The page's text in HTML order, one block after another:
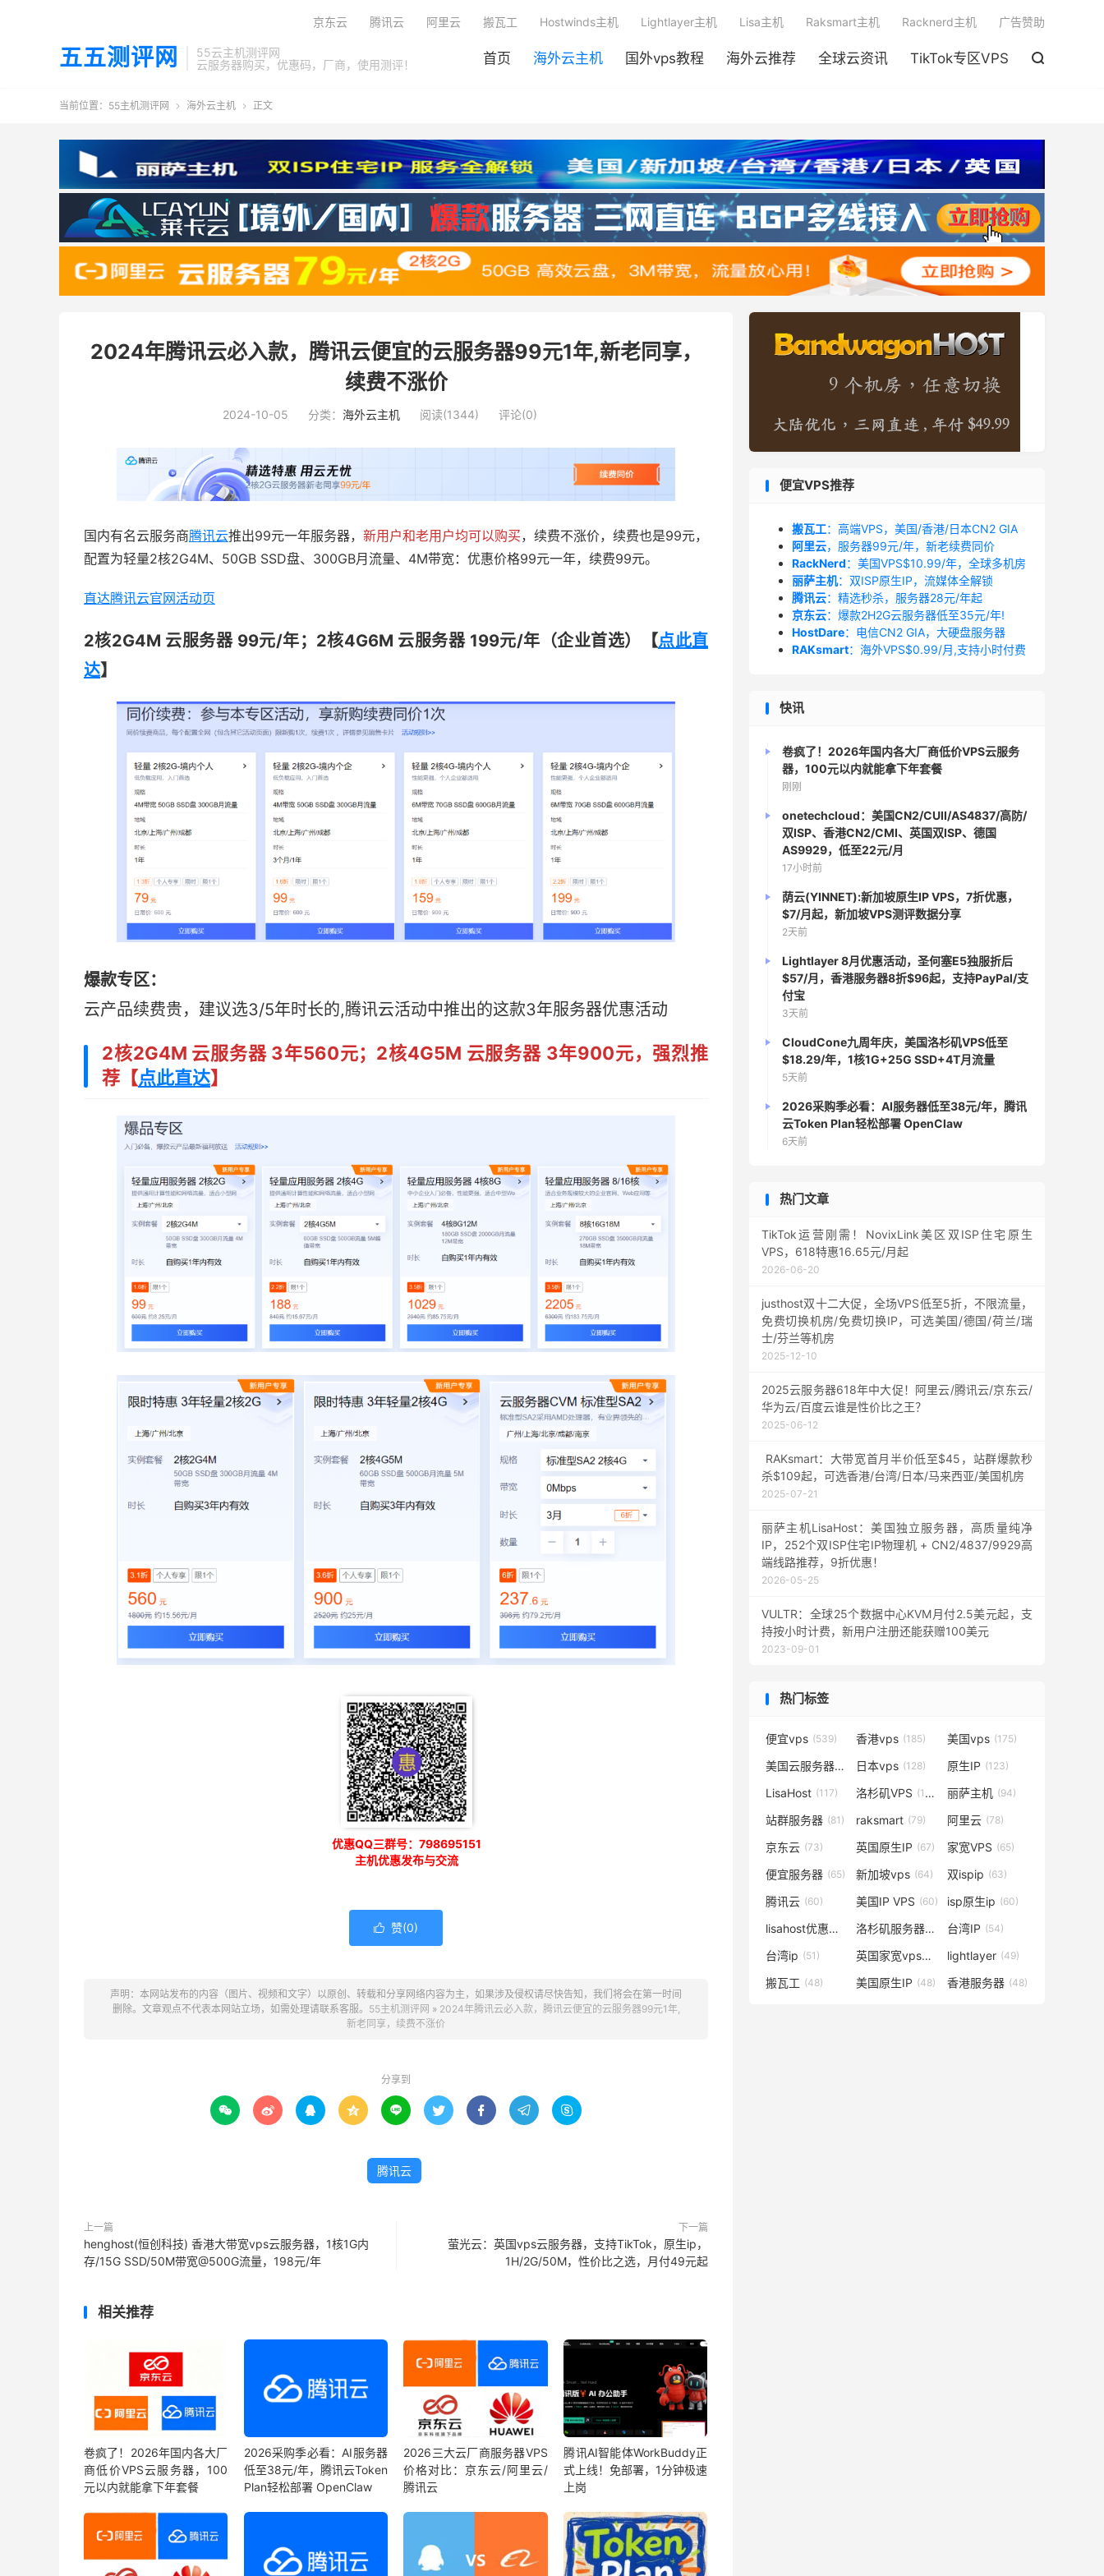
五五测评网
55云主机测评网
云服务器购买，优惠码，厂商，使用测评！
首页 海外云主机 国外vps教程 海外云推荐 全球云资讯 TikTok专区VPS 
京东云 腾讯云 阿里云 搬瓦工 Hostwinds主机 Lightlayer主机 Lisa主机 Raksmart主机 Racknerd主机 广告赞助
当前位置： 55主机测评网  海外云主机  正文
2024年腾讯云必入款，腾讯云便宜的云服务器99元1年,新老同享，
续费不涨价
2024-10-05 分类： 海外云主机 阅读(1344) 评论(0)
国内有名云服务商腾讯云推出99元一年服务器， 新用户和老用户均可以购买，续费不涨价，续费也是99元，
配置为轻量2核2G4M、50GB SSD盘、300GB月流量、4M带宽：优惠价格99元一年，续费99元。
直达腾讯云官网活动页
2核2G4M 云服务器 99元/年；2核4G6M 云服务器 199元/年（企业首选）【点此直
达】
爆款专区：
云产品续费贵，建议选3/5年时长的,腾讯云活动中推出的这款3年服务器优惠活动
2核2G4M 云服务器 3年560元；2核4G5M 云服务器 3年900元，强烈推
荐【点此直达】
优惠QQ三群号：798695151
主机优惠发布与交流
 赞(0)
声明：本网站发布的内容（图片、视频和文字）以原创、转载和分享网络内容为主，如果涉及侵权请尽快告知，我们将会在第一时间
删除。文章观点不代表本网站立场，如需处理请联系客服。 55主机测评网 » 2024年腾讯云必入款，腾讯云便宜的云服务器99元1年,
新老同享，续费不涨价
分享到
        
腾讯云
上一篇
henghost(恒创科技) 香港大带宽vps云服务器，1核1G内
存/15G SSD/50M带宽@500G流量，198元/年
下一篇
萤光云：英国vps云服务器，支持TikTok，原生ip，
1H/2G/50M，性价比之选，月付49元起
相关推荐
卷疯了！2026年国内各大厂
商低价VPS云服务器，100
元以内就能拿下年套餐
2026采购季必看：AI服务器
低至38元/年，腾讯云Token
Plan轻松部署 OpenClaw
2026三大云厂商服务器VPS
价格对比：京东云/阿里云/
腾讯云
腾讯AI智能体WorkBuddy正
式上线！免部署，1分钟极速
上岗
便宜VPS推荐
搬瓦工：高端VPS，美国/香港/日本CN2 GIA
阿里云，服务器99元/年，新老续费同价
RackNerd：美国VPS$10.99/年，全球多机房
丽萨主机：双ISP原生IP，流媒体全解锁
腾讯云：精选秒杀，服务器28元/年起
京东云：爆款2H2G云服务器低至35元/年!
HostDare：电信CN2 GIA，大硬盘服务器
RAKsmart：海外VPS$0.99/月,支持小时付费
快讯
卷疯了！2026年国内各大厂商低价VPS云服务
器，100元以内就能拿下年套餐
刚刚
onetechcloud：美国CN2/CUII/AS4837/高防/
双ISP、香港CN2/CMI、英国双ISP、德国
AS9929，低至22元/月
17小时前
荫云(YINNET):新加坡原生IP VPS，7折优惠，
$7/月起，新加坡VPS测评数据分享
2天前
Lightlayer 8月优惠活动，圣何塞E5独服折后
$57/月，香港服务器8折$96起，支持PayPal/支
付宝
3天前
CloudCone九周年庆，美国洛杉矶VPS低至
$18.29/年，1核1G+25G SSD+4T月流量
5天前
2026采购季必看：AI服务器低至38元/年，腾讯
云Token Plan轻松部署 OpenClaw
6天前
热门文章
TikTok运营刚需！NovixLink美区双ISP住宅原生
VPS，618特惠16.65元/月起
2026-06-20
justhost双十二大促，全场VPS低至5折，不限流量，
免费切换机房/免费切换IP，可选美国/德国/荷兰/瑞
士/芬兰等机房
2025-12-10
2025云服务器618年中大促！阿里云/腾讯云/京东云/
华为云/百度云谁是性价比之王？
2025-06-12
RAKsmart：大带宽首月半价低至$45，站群爆款秒
杀$109起，可选香港/台湾/日本/马来西亚/美国机房
2025-07-21
丽萨主机LisaHost：美国独立服务器，高质量纯净
IP，252个双ISP住宅IP物理机 + CN2/4837/9929高
端线路推荐，9折优惠！
2026-05-25
VULTR：全球25个数据中心KVM月付2.5美元起，支
持按小时计费，新用户注册还能获赠100美元
2023-09-01
热门标签
便宜vps (539) 香港vps (185) 美国vps (175)
美国云服务器(138)日本vps (128) 原生IP (123)
LisaHost (117) 洛杉矶VPS (102) 丽萨主机 (94)
站群服务器 (81) raksmart (79) 阿里云 (78)
京东云 (73) 英国原生IP (67) 家宽VPS (65)
便宜服务器 (65) 新加坡vps (64) 双ispip (63)
腾讯云 (60) 美国IP VPS (60) isp原生ip (60)
lisahost优惠码 (59) 洛杉矶服务器(57) 台湾IP (54)
台湾ip (51) 英国家宽vps(50) lightlayer (49)
搬瓦工 (48) 美国原生IP (48) 香港服务器 (48)